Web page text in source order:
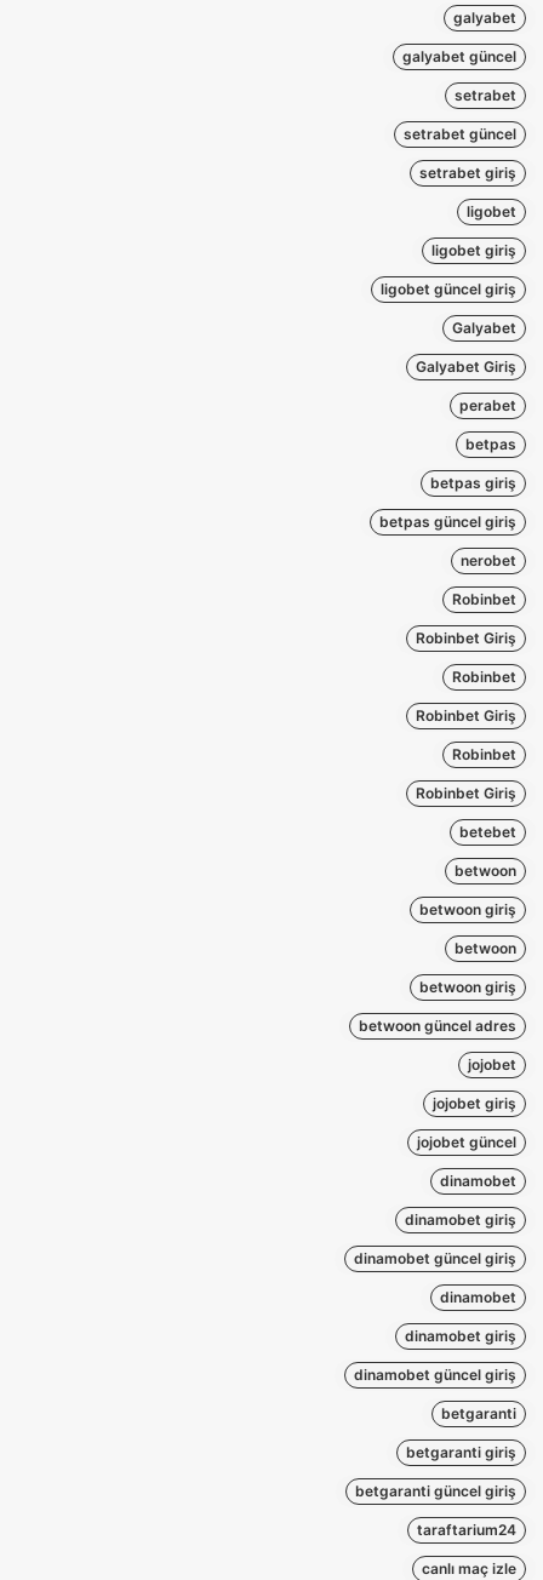
galyabet
galyabet güncel
setrabet
setrabet güncel
setrabet giriş
ligobet
ligobet giriş
ligobet güncel giriş
Galyabet
Galyabet Giriş
perabet
betpas
betpas giriş
betpas güncel giriş
nerobet
Robinbet
Robinbet Giriş
Robinbet
Robinbet Giriş
Robinbet
Robinbet Giriş
betebet
betwoon
betwoon giriş
betwoon
betwoon giriş
betwoon güncel adres
jojobet
jojobet giriş
jojobet güncel
dinamobet
dinamobet giriş
dinamobet güncel giriş
dinamobet
dinamobet giriş
dinamobet güncel giriş
betgaranti
betgaranti giriş
betgaranti güncel giriş
taraftarium24
canlı maç izle